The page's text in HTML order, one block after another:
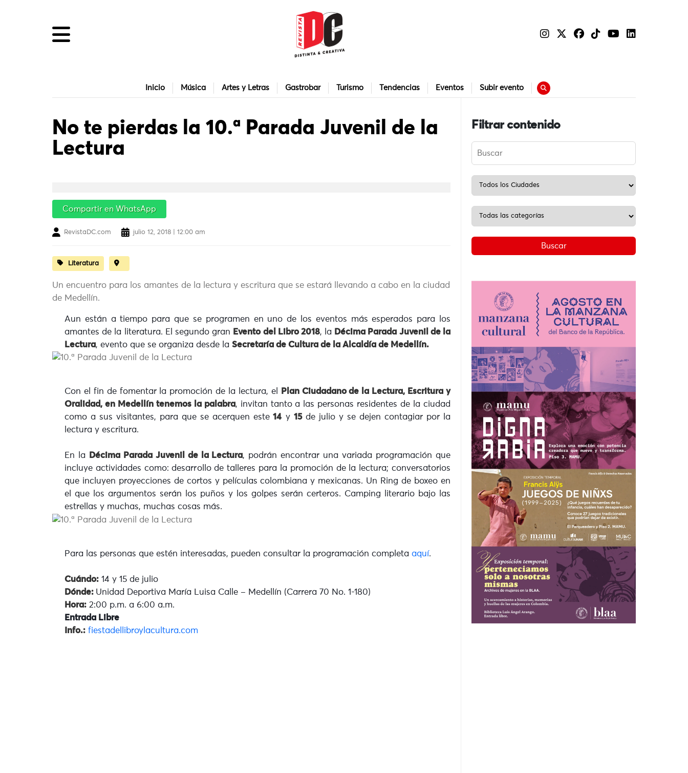
Inicio Música Artes y Letras Gastrobar Turismo Tendencias Eventos Subir evento
No te pierdas la 10.ª Parada Juvenil de la
Lectura
Compartir en WhatsApp
RevistaDC.com julio 12, 2018 | 12:00 am
Literatura
Un encuentro para los amantes de la lectura y escritura que se estará llevando a cabo en la ciudad
de Medellín.
Aun están a tiempo para que se programen en uno de los eventos más esperados para los
amantes de la literatura. El segundo gran Evento del Libro 2018, la Décima Parada Juvenil de la
Lectura, evento que se organiza desde la Secretaría de Cultura de la Alcaldía de Medellín.
Con el fin de fomentar la promoción de la lectura, el
Plan Ciudadano de la Lectura, Escritura y
Oralidad, en Medellín tenemos la palabra, invitan tanto a las personas residentes de la ciudad
como a sus visitantes, para que se acerquen este 14 y 15de julio y se dejen contagiar por la
lectura y escritura.
En la Décima Parada Juvenil de la Lectura, podrán encontrar una variada programación que
incluye actividades como: desarrollo de talleres para la promoción de la lectura; conversatorios
que incluyen proyecciones de cortos y películas colombiana y mexicanas. Un Ring de boxeo en
el que los argumentos serán los puños y los golpes serán certeros. Camping literario bajo las
estrellas y muchas, muchas cosas más.
Para las personas que estén interesadas, pueden consultar la programación completa aquí.
Cuándo: 14 y 15 de julio
Dónde: Unidad Deportiva María Luisa Calle – Medellín (Carrera 70 No. 1-180)
Hora: 2:00 p.m. a 6:00 a.m.
Entrada Libre
Info.: fiestadellibroylacultura.com
Filtrar contenido